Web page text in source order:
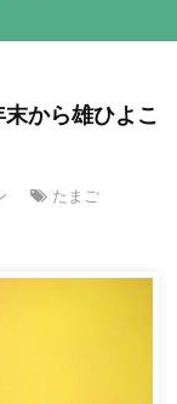
から雄ひよこ
たまご